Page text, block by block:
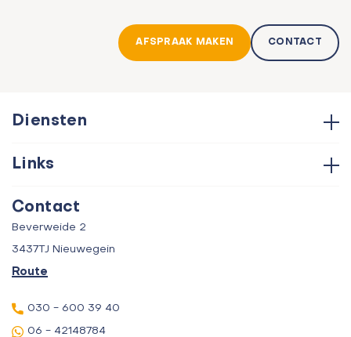
AFSPRAAK MAKEN CONTACT
Diensten
Aankoop
Taxatie
Verhuur
Links
Over ons
Contact
Beverweide 2
3437TJ Nieuwegein
Route
030 - 600 39 40
06 - 42148784